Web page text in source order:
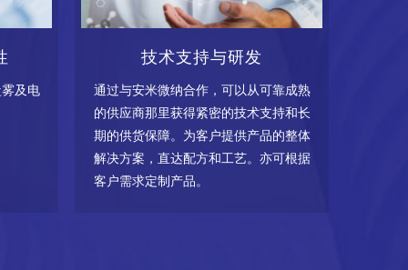
及电
技术支持与研发
通过与安米微纳合作，可以从可靠成熟
的供应商那里获得紧密的技术支持和长
期的供货保障。为客户提供产品的整体
解决方案，直达配方和工艺。亦可根据
客户需求定制产品。